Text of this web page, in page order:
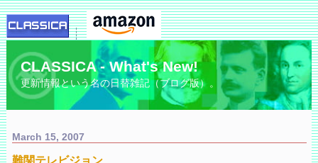
CLASSICA - What's New!
更新情報という名の日替雑記（ブログ版）。
March 15, 2007